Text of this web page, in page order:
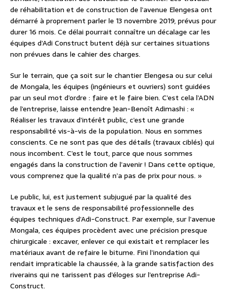
de réhabilitation et de construction de l’avenue Elengesa ont
démarré à proprement parler le 13 novembre 2019, prévus pour
durer 16 mois. Ce délai pourrait connaître un décalage car les
équipes d’Adi Construct butent déjà sur certaines situations
non prévues dans le cahier des charges.
Sur le terrain, que ça soit sur le chantier Elengesa ou sur celui
de Mongala, les équipes (ingénieurs et ouvriers) sont guidées
par un seul mot d’ordre : faire et le faire bien. C’est cela l’ADN
de l’entreprise, laisse entendre Jean-Benoît Adimashi : «
Réaliser les travaux d’intérêt public, c’est une grande
responsabilité vis-à-vis de la population. Nous en sommes
conscients. Ce ne sont pas que des détails (travaux ciblés) qui
nous incombent. C’est le tout, parce que nous sommes
engagés dans la construction de l’avenir ! Dans cette optique,
vous comprenez que la qualité n’a pas de prix pour nous. »
Le public, lui, est justement subjugué par la qualité des
travaux et le sens de responsabilité professionnelle des
équipes techniques d’Adi-Construct. Par exemple, sur l’avenue
Mongala, ces équipes procèdent avec une précision presque
chirurgicale : excaver, enlever ce qui existait et remplacer les
matériaux avant de refaire le bitume. Fini l’inondation qui
rendait impraticable la chaussée, à la grande satisfaction des
riverains qui ne tarissent pas d’éloges sur l’entreprise Adi-
Construct.